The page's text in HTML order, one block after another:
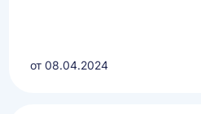
от 08.04.2024